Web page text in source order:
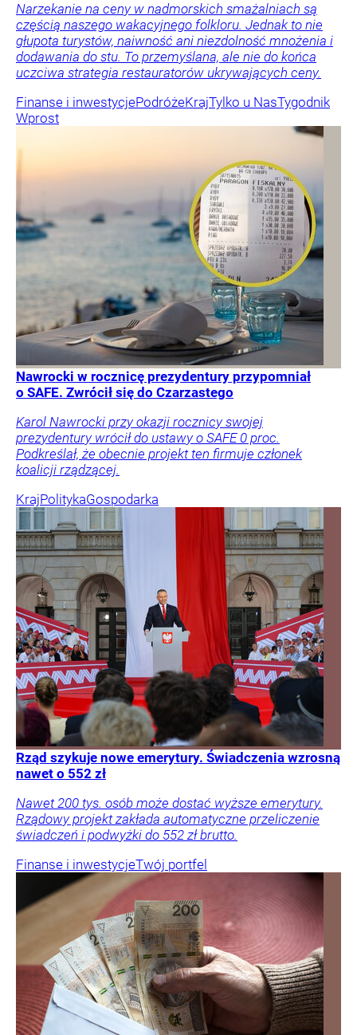
Narzekanie na ceny w nadmorskich smażalniach są
częścią naszego wakacyjnego folkloru. Jednak to nie
głupota turystów, naiwność ani niezdolność mnożenia i
dodawania do stu. To przemyślana, ale nie do końca
uczciwa strategia restauratorów ukrywających ceny.
Finanse i inwestycjePodróżeKrajTylko u NasTygodnik
Wprost
Nawrocki w rocznicę prezydentury przypomniał
o SAFE. Zwrócił się do Czarzastego
Karol Nawrocki przy okazji rocznicy swojej
prezydentury wrócił do ustawy o SAFE 0 proc.
Podkreślał, że obecnie projekt ten firmuje członek
koalicji rządzącej.
KrajPolitykaGospodarka
Rząd szykuje nowe emerytury. Świadczenia wzrosną
nawet o 552 zł
Nawet 200 tys. osób może dostać wyższe emerytury.
Rządowy projekt zakłada automatyczne przeliczenie
świadczeń i podwyżki do 552 zł brutto.
Finanse i inwestycjeTwój portfel